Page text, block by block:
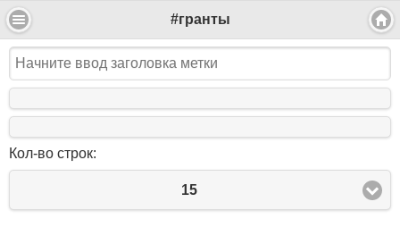
#гранты
Кол-во строк:
15